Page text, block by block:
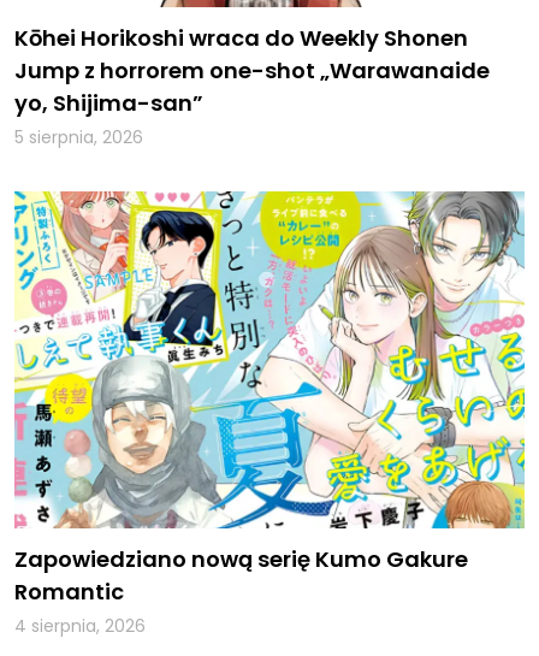
Kōhei Horikoshi wraca do Weekly Shonen
Jump z horrorem one-shot „Warawanaide
yo, Shijima-san”
5 sierpnia, 2026
Zapowiedziano nową serię Kumo Gakure
Romantic
4 sierpnia, 2026